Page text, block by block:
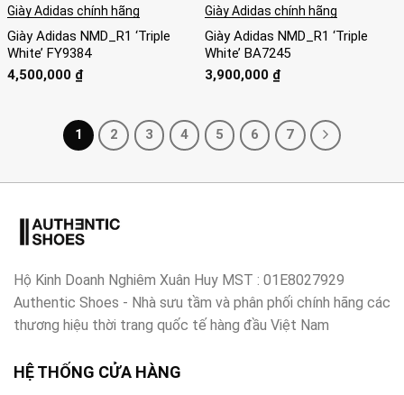
Giày Adidas chính hãng
Giày Adidas NMD_R1 ‘Triple
White’ FY9384
4,500,000 ₫
Giày Adidas chính hãng
Giày Adidas NMD_R1 ‘Triple
White’ BA7245
3,900,000 ₫
1 2 3 4 5 6 7
Hộ Kinh Doanh Nghiêm Xuân Huy MST : 01E8027929
Authentic Shoes - Nhà sưu tầm và phân phối chính hãng các
thương hiệu thời trang quốc tế hàng đầu Việt Nam
HỆ THỐNG CỬA HÀNG